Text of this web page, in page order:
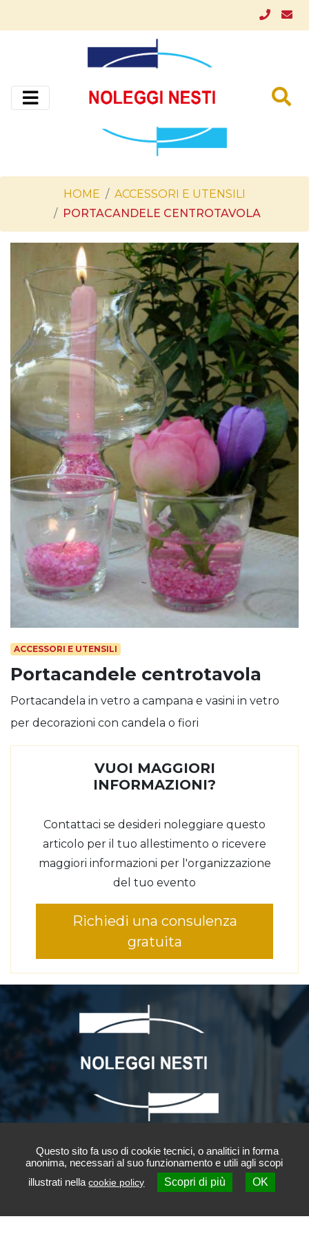
HOME
ACCESSORI E UTENSILI
PORTACANDELE CENTROTAVOLA
ACCESSORI E UTENSILI
Portacandele centrotavola
Portacandela in vetro a campana e vasini in vetro
per decorazioni con candela o fiori
VUOI MAGGIORI
INFORMAZIONI?
Contattaci se desideri noleggiare questo
articolo per il tuo allestimento o ricevere
maggiori informazioni per l'organizzazione
del tuo evento
Richiedi una consulenza
gratuita
NOLEGGI NESTI S.r.l.
Via Arturo Ferrarin 13
(Via Icaro 9)
Contattaci
Questo sito fa uso di cookie tecnici, o analitici in forma
anonima, necessari al suo funzionamento e utili agli scopi
illustrati nellacookie policy Scopri di più OK